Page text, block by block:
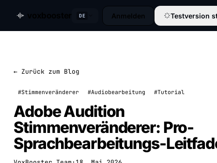
DE Anmelden Testversion
← Zurück zum Blog
#Stimmenveränderer #Audiobearbeitung #Tutorial
Adobe Audition
Stimmenveränderer: Pro-
Sprachbearbeitungs-